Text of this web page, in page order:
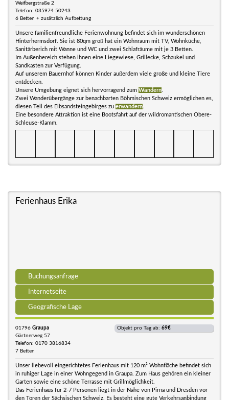
Weifbergstraße 2
Telefon: 035974 50243
6 Betten + zusätzlich Aufbettung
Unsere familienfreundliche Ferienwohnung befindet sich im wunderschönen
Hinterhermsdorf. Sie ist 80qm groß hat ein Wohnraum mit TV, Wohnküche,
Sanitärberich mit Wanne und WC und zwei Schlafräume mit je 3 Betten.
Im Außenbereich stehen ihnen eine Liegewiese, Grillecke, Schaukel und
Sandkasten zur Verfügung.
Auf unserem Bauernhof können Kinder außerdem viele große und kleine Tiere
entdecken.
Unsere Umgebung eignet sich hervorragend zum Wandern
Zwei Wanderübergänge zur benachbarten Böhmischen Schweiz ermöglichen es,
diesen Teil des Elbsandsteingebirges zu erwandern
Eine besondere Attraktion ist eine Bootsfahrt auf der wildromantischen Obere-
Schleuse-Klamm.
Ferienhaus Erika
Buchungsanfrage
Internetseite
Geografische Lage
01796 Graupa
Gärtnerweg 57
Telefon: 0170 3816834
7 Betten
Objekt pro Tag ab: 69€
Unser liebevoll eingerichtetes Ferienhaus mit 120 m² Wohnfläche befindet sich
in ruhiger Lage in einer Wohngegend in Graupa. Zum Haus gehören ein kleiner
Garten sowie eine schöne Terrasse mit Grillmöglichkeit.
Das Ferienhaus für 2-7 Personen liegt in der Nähe von Pirna und Dresden vor
den Toren der Sächsischen Schweiz. Es besteht eine gute Verkehrsanbindung